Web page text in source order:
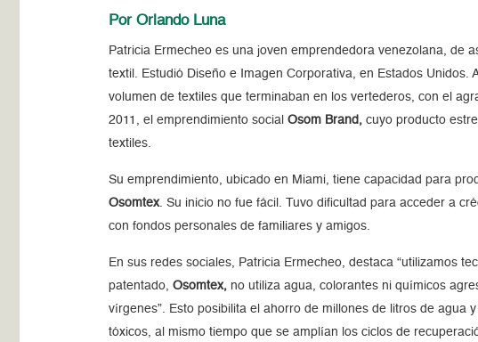
Por Orlando Luna
Patricia Ermecheo es una joven emprendedora venezolana, de
textil. Estudió Diseño e Imagen Corporativa, en Estados
volumen de textiles que terminaban en los vertederos, con el
2011, el emprendimiento socialOsom Brand, cuyo producto
textiles.
Su emprendimiento, ubicado en Miami, tiene capacidad para
Osomtex. Su inicio no fue fácil. Tuvo dificultad para acceder a
con fondos personales de familiares y amigos.
En sus redes sociales, Patricia Ermecheo, destaca “utilizamos
patentado,Osomtex, no utiliza agua, colorantes ni químicos
vírgenes”. Esto posibilita el ahorro de millones de litros de
tóxicos, al mismo tiempo que se amplían los ciclos de